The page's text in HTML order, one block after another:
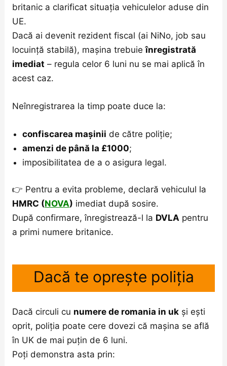
britanic a clarificat situația vehiculelor aduse din
UE.
Dacă ai devenit rezident fiscal (ai NiNo, job sau
locuință stabilă), mașina trebuieînregistrată
imediat – regula celor 6 luni nu se mai aplică în
acest caz.
Neînregistrarea la timp poate duce la:
confiscarea mașinii de către poliție;
amenzi de până la £1000;
imposibilitatea de a o asigura legal.
👉 Pentru a evita probleme, declară vehiculul la
HMRC (NOVA) imediat după sosire.
După confirmare, înregistrează-l la DVLA pentru
a primi numere britanice.
Dacă te oprește poliția
Dacă circuli cu numere de romania in uk și ești
oprit, poliția poate cere dovezi că mașina se află
în UK de mai puțin de 6 luni.
Poți demonstra asta prin: